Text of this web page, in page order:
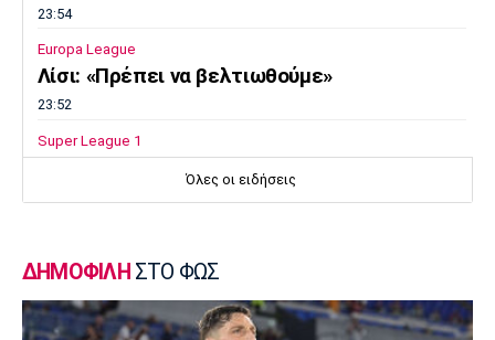
23:54
Europa League
Λίσι: «Πρέπει να βελτιωθούμε»
23:52
Super League 1
Επιστρέφει αύριο στη Θεσσαλονίκη ο
Επίσημα στον Άρη ο Άνταμ Μοκόκα
23:35
Όλες οι ειδήσεις
ΔΗΜΟΦΙΛΗ ΣΤΟ ΦΩΣ